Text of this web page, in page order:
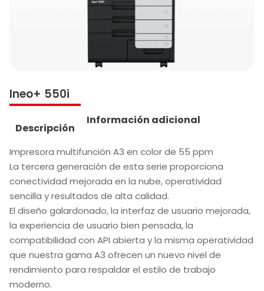
Ineo+ 550i
Descripción
Información adicional
Impresora multifunción A3 en color de 55 ppm
La tercera generación de esta serie proporciona
conectividad mejorada en la nube, operatividad
sencilla y resultados de alta calidad.
El diseño galardonado, la interfaz de usuario mejorada,
la experiencia de usuario bien pensada, la
compatibilidad con API abierta y la misma operatividad
que nuestra gama A3 ofrecen un nuevo nivel de
rendimiento para respaldar el estilo de trabajo
moderno.